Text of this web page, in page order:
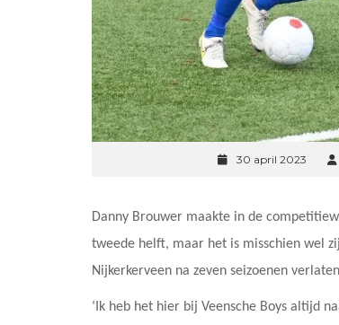
30 april 2023
Danny Brouwer maakte in de
tweede helft, maar het is misschien wel
Nijkerkerveen na zeven seizoenen
‘Ik heb het hier bij Veensche Boys altijd